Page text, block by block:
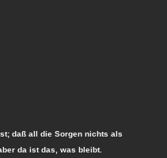
daß all die Sorgen nichts als
da ist das, was bleibt.